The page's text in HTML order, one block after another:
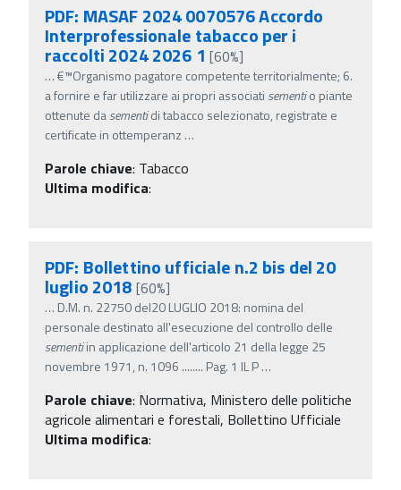
PDF: MASAF 2024 0070576 Accordo
Interprofessionale tabacco per i
raccolti 2024 2026 1 [60%]
…€™Organismo pagatore competente territorialmente; 6.
a fornire e far utilizzare ai propri associati sementio piante
ottenute dasementidi tabacco selezionato, registrate e
certificate in ottemperanz …
Parole chiave: Tabacco
Ultima modifica:
PDF: Bollettino ufficiale n.2 bis del 20
luglio 2018 [60%]
… D.M. n. 22750 del20 LUGLIO 2018: nomina del
personale destinato all'esecuzione del controllo delle
sementiin applicazione dell'articolo 21 della legge 25
novembre 1971, n. 1096 ........ Pag. 1 IL P…
Parole chiave: Normativa, Ministero delle politiche
agricole alimentari e forestali, Bollettino Ufficiale
Ultima modifica: